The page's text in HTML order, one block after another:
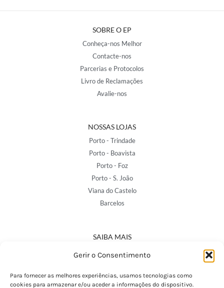
Gerir o Consentimento
Para fornecer as melhores experiências, usamos tecnologias como
cookies para armazenar e/ou aceder a informações do dispositivo.
SOBRE O EP
Conheça-nos Melhor
Contacte-nos
Parcerias e Protocolos
Livro de Reclamações
Avalie-nos
NOSSAS LOJAS
Porto - Trindade
Porto - Boavista
Porto - Foz
Porto - S. João
Viana do Castelo
Barcelos
SAIBA MAIS
Política de Privacidade
Termos e Condições